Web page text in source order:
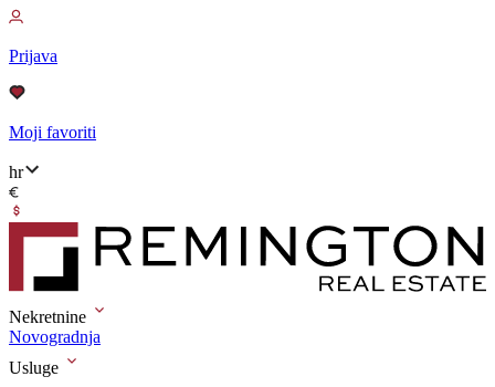
Prijava
Moji favoriti
hr
Nekretnine
Novogradnja
Usluge